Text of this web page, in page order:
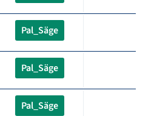
Pal_Säge
Pal_Säge
Pal_Säge